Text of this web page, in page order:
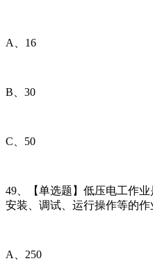
A、16
B、30
C、50
49、【单选题】低压电工作
安装、调试、运行操作等的作
A、250